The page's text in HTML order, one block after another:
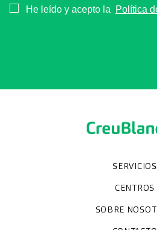
Consentimiento
He leído y acepto la
Política
SERVICIOS
Diagnóstico por la
Chequeos y
UnidadesCENTROS
Clínica
CreuBlanca
Diagnosis
HospitalSOBRE